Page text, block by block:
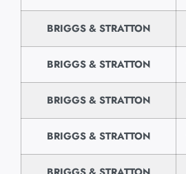
BRIGGS & STRATTON
BRIGGS & STRATTON
BRIGGS & STRATTON
BRIGGS & STRATTON